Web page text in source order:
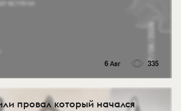
6 Авг 335
провал который начался